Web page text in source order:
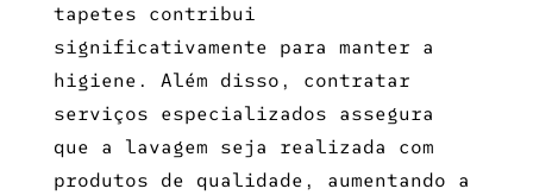
tapetes contribui
significativamente para manter a
higiene. Além disso, contratar
serviços especializados assegura
que a lavagem seja realizada com
produtos de qualidade, aumentando a